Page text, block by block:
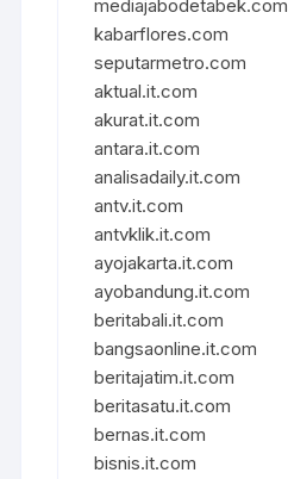
mediajabodetabek.com
kabarflores.com
seputarmetro.com
aktual.it.com
akurat.it.com
antara.it.com
analisadaily.it.com
antv.it.com
antvklik.it.com
ayojakarta.it.com
ayobandung.it.com
beritabali.it.com
bangsaonline.it.com
beritajatim.it.com
beritasatu.it.com
bernas.it.com
bisnis.it.com